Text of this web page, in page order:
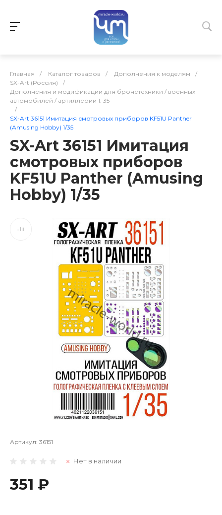
Главная / Каталог товаров / Дополнения к моделям
/
SX-Art (Россия)
/
Дополнения и модификации для бронетехники / военных
автомобилей / артиллерии 1: 35
/
SX-Art 36151 Имитация смотровых приборов KF51U Panther
(Amusing Hobby) 1/35
SX-Art 36151 Имитация
смотровых приборов
KF51U Panther (Amusing
Hobby) 1/35
Артикул: 36151
Нет в наличии
351 ₽